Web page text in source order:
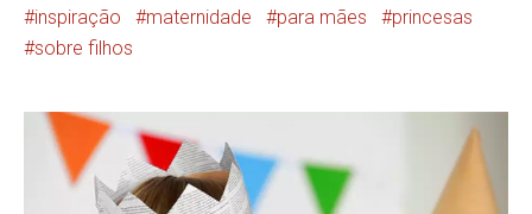
inspiração
maternidade para mães
princesas
sobre filhos